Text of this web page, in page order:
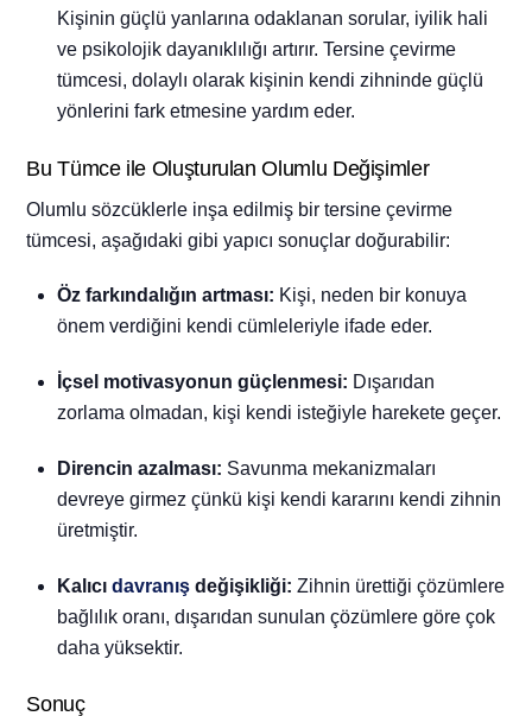
Kişinin güçlü yanlarına odaklanan sorular, iyilik hali
ve psikolojik dayanıklılığı artırır. Tersine çevirme
tümcesi, dolaylı olarak kişinin kendi zihninde güçlü
yönlerini fark etmesine yardım eder.
Bu Tümce ile Oluşturulan Olumlu Değişimler
Olumlu sözcüklerle inşa edilmiş bir tersine çevirme
tümcesi, aşağıdaki gibi yapıcı sonuçlar doğurabilir:
Öz farkındalığın artması: Kişi, neden bir konuya
önem verdiğini kendi cümleleriyle ifade eder.
İçsel motivasyonun güçlenmesi: Dışarıdan
zorlama olmadan, kişi kendi isteğiyle harekete geçer.
Direncin azalması: Savunma mekanizmaları
devreye girmez çünkü kişi kendi kararını kendi zihnin
üretmiştir.
Kalıcı davranış değişikliği: Zihnin ürettiği çözümlere
bağlılık oranı, dışarıdan sunulan çözümlere göre çok
daha yüksektir.
Sonuç